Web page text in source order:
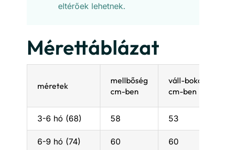
eltérőek lehetnek.
Mérettáblázat
méretek
mellbőség
cm-ben
váll-boka
cm-ben
3-6 hó (68) 58 53
6-9 hó (74) 60 60